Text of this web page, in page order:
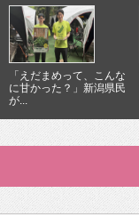
「えだまめって、こんな
に甘かった？」新潟県民
が...